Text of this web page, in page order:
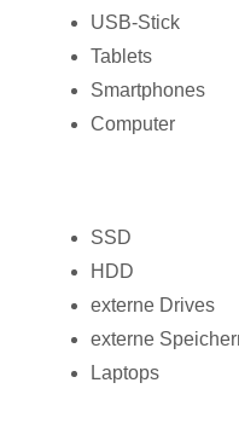
USB-Stick
Tablets
Smartphones
Computer
SSD
HDD
externe Drives
externe
Laptops